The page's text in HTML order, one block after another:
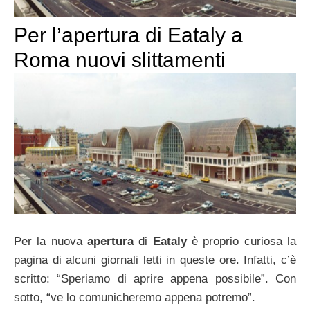
Per l’apertura di Eataly a
Roma nuovi slittamenti
Per la nuova aperturadi Eatalyè proprio curiosa la
pagina di alcuni giornali letti in queste ore. Infatti, c’è
scritto: “Speriamo di aprire appena possibile”. Con
sotto, “ve lo comunicheremo appena potremo”.